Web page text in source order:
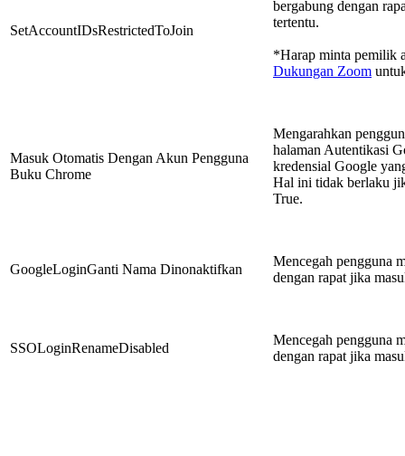
SetAccountIDsRestrictedToJoin
bergabung dengan
tertentu.
*Harap minta pemilik
Dukungan Zoom
Masuk Otomatis Dengan Akun Pengguna
Buku Chrome
Mengarahkan
halaman Autentikasi
kredensial Google
Hal ini tidak berlaku
True.
GoogleLoginGanti Nama Dinonaktifkan
Mencegah pengguna
dengan rapat jika
SSOLoginRenameDisabled
Mencegah pengguna
dengan rapat jika